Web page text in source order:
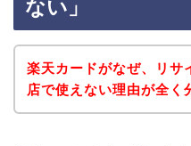
ない」
楽天カードがなぜ、リサ
店で使えない理由が全く